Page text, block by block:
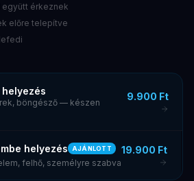
érkeznek
előre telepítve
helyezés
böngésző — készen
9.900 Ft
helyezés AJÁNLOTT
felhő, személyre szabva
19.900 Ft